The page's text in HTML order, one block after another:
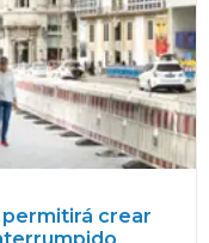
crear